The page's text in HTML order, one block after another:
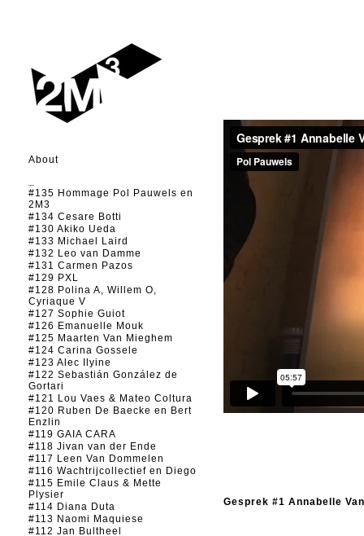
About
#135 Hommage Pol Pauwels en
2M3
#134 Cesare Botti
#130 Akiko Ueda
#133 Michael Laird
#132 Leo van Damme
#131 Carmen Pazos
#129 PXL
#128 Polina A, Willem O,
Cyriaque V
#127 Sophie Guiot
#126 Emanuelle Mouk
#125 Maarten Van Mieghem
#124 Carina Gossele
#123 Alec Ilyine
#122 Sebastián González de
Gortari
#121 Lou Vaes & Mateo Coltura
#120 Ruben De Baecke en Bert
Enzlin
#119 GAIA CARA
#118 Jivan van der Ende
#117 Leen Van Dommelen
#116 Wachtrijcollectief en Diego
#115 Emile Claus & Mette
Plysier
#114 Diana Duta
#113 Naomi Maquiese
#112 Jan Bultheel
Gesprek #1 Annabelle